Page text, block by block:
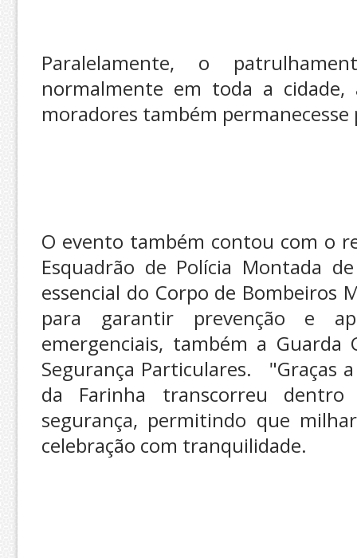
Paralelamente, o
normalmente em toda a
moradores também
O evento também contou com o
Esquadrão de Polícia Montada
essencial do Corpo de Bombeiros
para garantir prevenção e
emergenciais, também a
Segurança Particulares. "Graças
da Farinha transcorreu
segurança, permitindo que
celebração com tranquilidade.